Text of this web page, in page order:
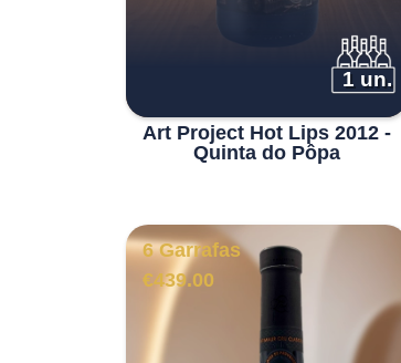
1 un.
Art Project Hot Lips 2012 -
Quinta do Pôpa
6 Garrafas
€439.00